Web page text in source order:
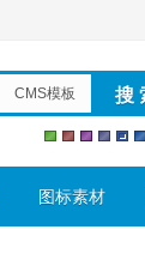
CMS模板
图标素材